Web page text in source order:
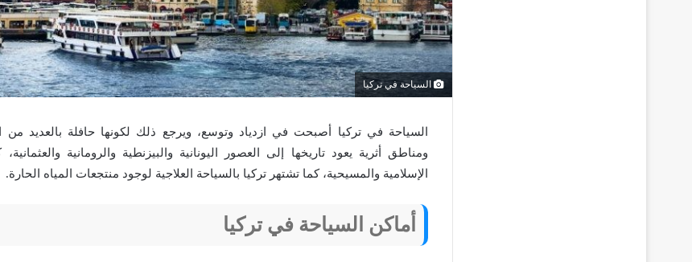
السياحة في تركيا
السياحة في تركيا أصبحت في ازدياد وتوسع، ويرجع ذلك لكونها حافلة بالعديد من
ومناطق أثرية يعود تاريخها إلى العصور اليونانية والبيزنطية والرومانية
الإسلامية والمسيحية، كما تشتهر تركيا بالسياحة العلاجية لوجود منتجعات المياه الحارة.
أماكن السياحة في تركيا